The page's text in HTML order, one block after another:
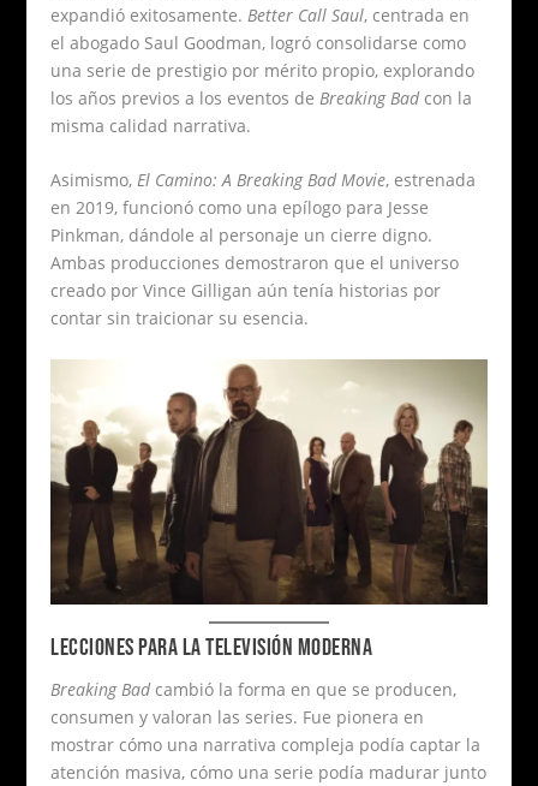
expandió exitosamente.Better Call Saul, centrada en
el abogado Saul Goodman, logró consolidarse como
una serie de prestigio por mérito propio, explorando
los años previos a los eventos deBreaking Badcon la
misma calidad narrativa.
Asimismo,El Camino: A Breaking Bad Movie, estrenada
en 2019, funcionó como una epílogo para Jesse
Pinkman, dándole al personaje un cierre digno.
Ambas producciones demostraron que el universo
creado por Vince Gilligan aún tenía historias por
contar sin traicionar su esencia.
LECCIONES PARA LA TELEVISIÓN MODERNA
Breaking Badcambió la forma en que se producen,
consumen y valoran las series. Fue pionera en
mostrar cómo una narrativa compleja podía captar la
atención masiva, cómo una serie podía madurar junto